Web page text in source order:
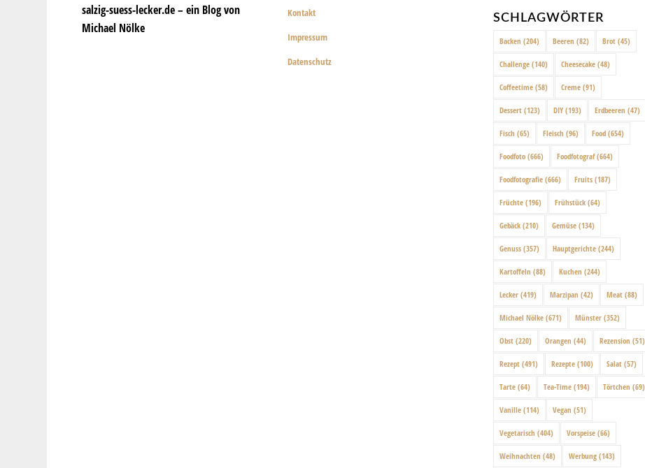
salzig-suess-lecker.de – ein Blog von
Michael Nölke
Kontakt
Impressum
Datenschutz
SCHLAGWÖRTER
Backen (204) Beeren (82) Brot (45)
Challenge (140) Cheesecake (48)
Coffeetime (58) Creme (91)
Dessert (123) DIY (193) Erdbeeren (47)
Fisch (65) Fleisch (96) Food (654)
Foodfoto (666) Foodfotograf(664)
Foodfotografie (666) Fruits (187)
Früchte (196) Frühstück (64)
Gebäck (210) Gemüse (134)
Genuss (357) Hauptgerichte (244)
Kartoffeln (88) Kuchen (244)
Lecker (419) Marzipan (42) Meat (88)
Michael Nölke (671) Münster (352)
Obst (220) Orangen (44) Rezension (51)
Rezept (491) Rezepte (100) Salat (57)
Tarte (64) Tea-Time (194) Törtchen (69)
Vanille (114) Vegan (51)
Vegetarisch (404) Vorspeise (66)
Weihnachten (48) Werbung (143)